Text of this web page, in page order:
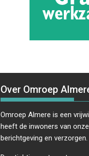
Over Omroep
Omroep Almere is een
heeft de inwoners van
berichtgeving en verzorgen.